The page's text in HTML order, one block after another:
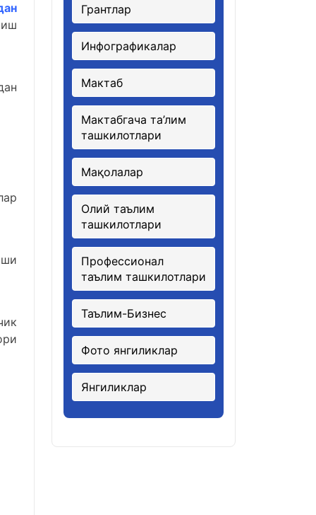
Грантлар
Инфографикалар
Мактаб
Мактабгача та’лим
ташкилотлари
Мақолалар
Олий таълим
ташкилотлари
Профессионал
таълим ташкилотлари
Таълим-Бизнес
Фото янгиликлар
Янгиликлар